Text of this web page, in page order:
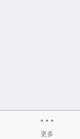
更多